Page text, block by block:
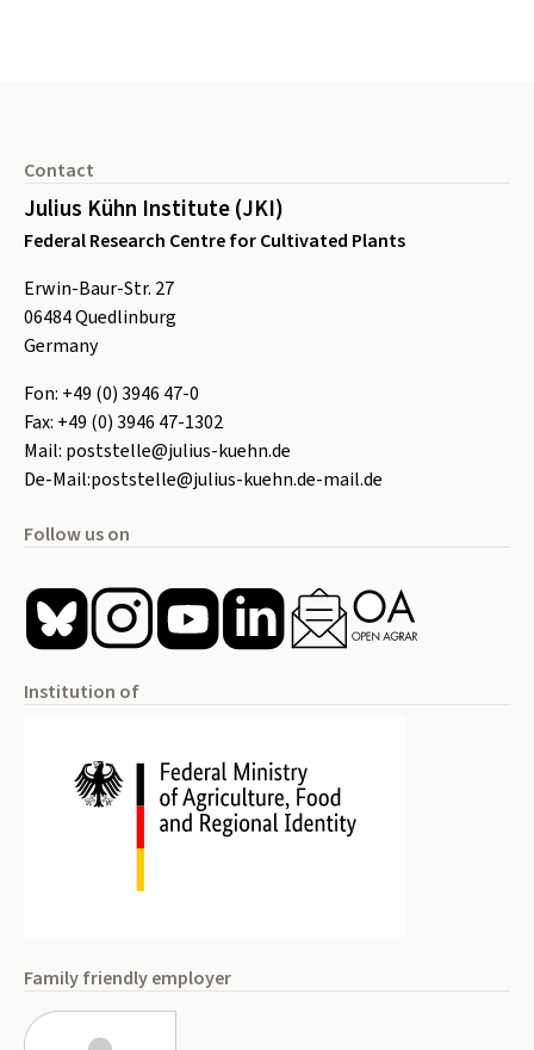
Contact
Julius Kühn Institute (JKI)
Federal Research Centre for Cultivated Plants
Erwin-Baur-Str. 27
06484Quedlinburg
Germany
Fon: +49 (0) 3946 47-0
Fax: +49 (0) 3946 47-1302
Mail: poststelle@julius-kuehn.de
De-Mail:poststelle@julius-kuehn.de-mail.de
Follow us on
Institution of
Family friendly employer